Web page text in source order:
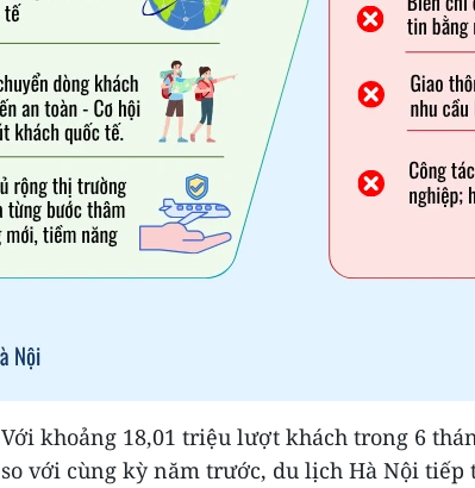
Với khoảng 18,01 triệu lượt khách trong 6
so với cùng kỳ năm trước, du lịch Hà Nội